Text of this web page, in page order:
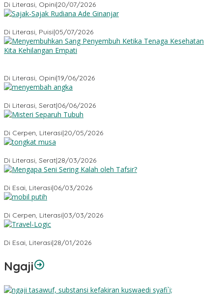
Di Literasi, Opini|20/07/2026
Di Literasi, Puisi|05/07/2026
Di Literasi, Opini|19/06/2026
Di Literasi, Serat|06/06/2026
Di Cerpen, Literasi|20/05/2026
Di Literasi, Serat|28/03/2026
Di Esai, Literasi|06/03/2026
Di Cerpen, Literasi|03/03/2026
Di Esai, Literasi|28/01/2026
Ngaji